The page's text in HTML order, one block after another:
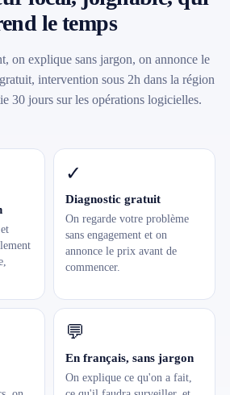
le temps
on explique sans jargon, on annonce le
intervention sous 2h dans la région
30 jours sur les opérations logicielles.
✓
Diagnostic gratuit
On regarde votre problème
sans engagement et on
annonce le prix avant de
commencer.
💬
En français, sans jargon
On explique ce qu'on a fait,